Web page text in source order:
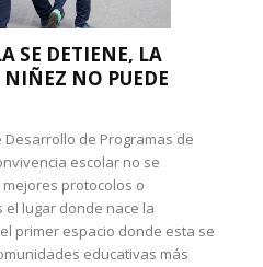
SE DETIENE, LA
NIÑEZ NO PUEDE
de Programas de
escolar no se
protocolos o
el lugar donde nace la
primer espacio donde esta se
educativas más